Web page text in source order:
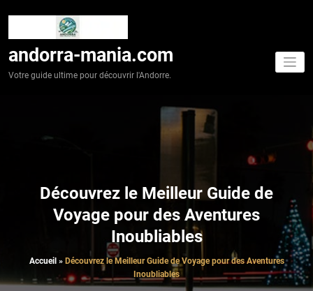
andorra-mania.com
Votre guide ultime pour découvrir l'Andorre.
Découvrez le Meilleur Guide de
Voyage pour des Aventures
Inoubliables
Accueil » Découvrez le Meilleur Guide de Voyage pour des Aventures
Inoubliables